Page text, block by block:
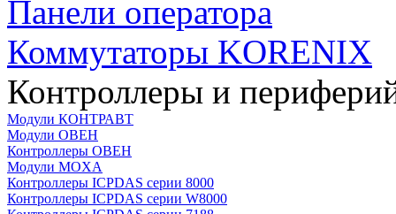
Панели оператора
Коммутаторы KORENIX
Контроллеры и
Модули КОНТРАВТ
Модули ОВЕН
Контроллеры ОВЕН
Модули MOXA
Контроллеры ICPDAS серии 8000
Контроллеры ICPDAS серии W8000